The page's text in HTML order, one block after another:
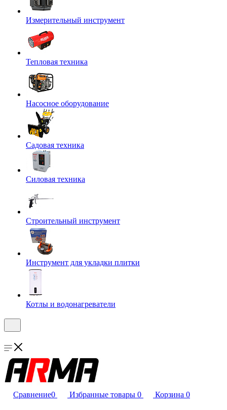
Измерительный инструмент
Тепловая техника
Насосное оборудование
Садовая техника
Силовая техника
Строительный инструмент
Инструмент для укладки плитки
Котлы и водонагреватели
Сравнение0 Избранные товары 0 Корзина 0